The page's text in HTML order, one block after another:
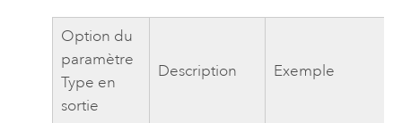
Option du
paramètre
Type en
sortie
Description Exemple